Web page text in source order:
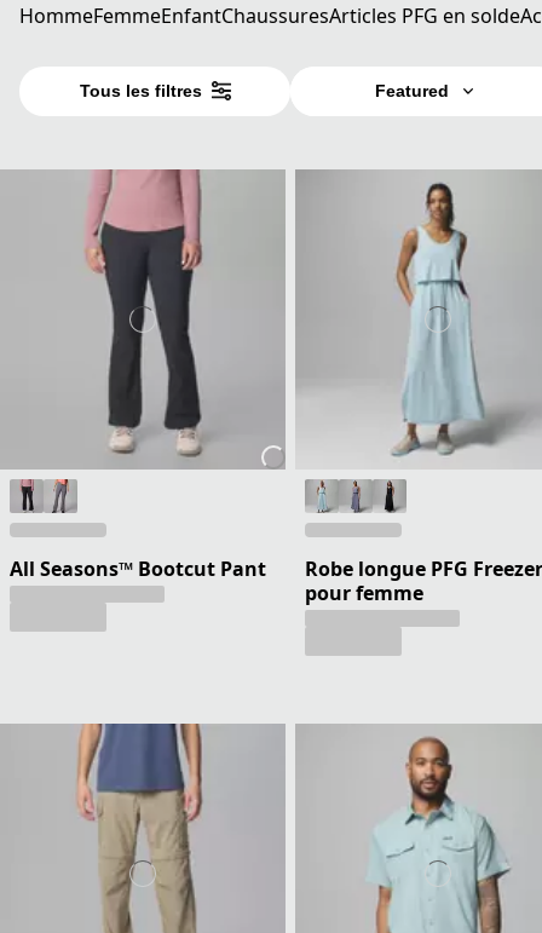
HommeFemmeEnfantChaussuresArticles PFG en solde
Tous les filtres Featured
All Seasons™ Bootcut Pant
Robe longue PFG Freezer
pour femme